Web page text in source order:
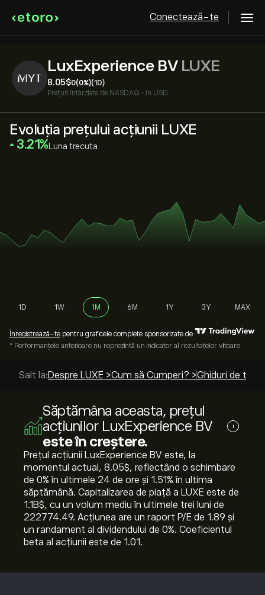
Conectează-te
LuxExperience BV LUXE
8.05‎$‎0(0%)(1D)
Prețuri întârziate de NASDAQ • în USD
Evoluția prețului acțiunii LUXE
‎3.21‎ Luna trecuta
1D 1W 1M 6M 1Y 3Y MAX
Înregistrează-te pentru graficele complete sponsorizate de
* Performanțele anterioare nu reprezintă un indicator al rezultatelor viitoare
Salt la:Despre LUXE >Cum să Cumperi? >Ghiduri de top >
Săptămâna aceasta, prețul
acțiunilor LuxExperience BV
este în creștere.
i
Prețul acțiunii LuxExperience BV este, la
momentul actual, 8.05‎$‎, reflectând o schimbare
de ‎0‎% în ultimele 24 de ore și ‎1.51‎% în ultima
săptămână. Capitalizarea de piață a LUXE este de
1.1B‎$‎, cu un volum mediu în ultimele trei luni de
222774.49. Acțiunea are un raport P/E de 1.89 și
un randament al dividendului de 0%. Coeficientul
beta al acțiunii este de 1.01.